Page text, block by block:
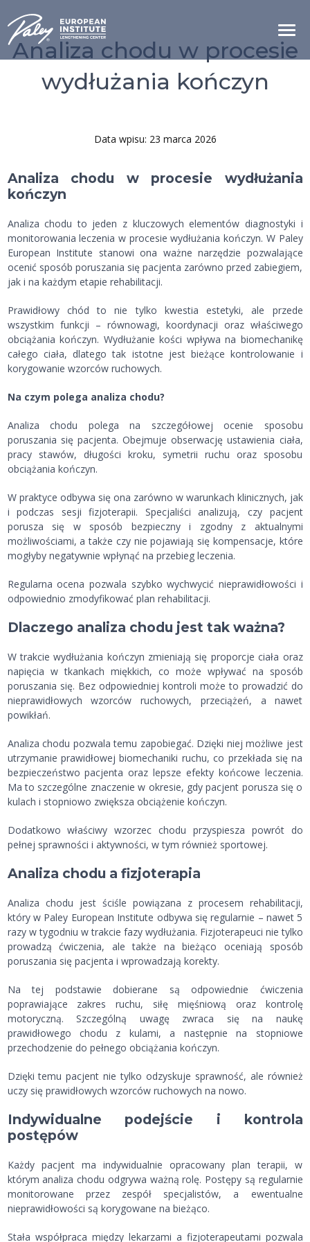
Analiza chodu w procesie
wydłużania kończyn
Data wpisu: 23 marca 2026
Analiza chodu w procesie wydłużania
kończyn
Analiza chodu to jeden z kluczowych elementów diagnostyki i
monitorowania leczenia w procesie wydłużania kończyn. W Paley
European Institute stanowi ona ważne narzędzie pozwalające
ocenić sposób poruszania się pacjenta zarówno przed zabiegiem,
jak i na każdym etapie rehabilitacji.
Prawidłowy chód to nie tylko kwestia estetyki, ale przede
wszystkim funkcji – równowagi, koordynacji oraz właściwego
obciążania kończyn. Wydłużanie kości wpływa na biomechanikę
całego ciała, dlatego tak istotne jest bieżące kontrolowanie i
korygowanie wzorców ruchowych.
Na czym polega analiza chodu?
Analiza chodu polega na szczegółowej ocenie sposobu
poruszania się pacjenta. Obejmuje obserwację ustawienia ciała,
pracy stawów, długości kroku, symetrii ruchu oraz sposobu
obciążania kończyn.
W praktyce odbywa się ona zarówno w warunkach klinicznych, jak
i podczas sesji fizjoterapii. Specjaliści analizują, czy pacjent
porusza się w sposób bezpieczny i zgodny z aktualnymi
możliwościami, a także czy nie pojawiają się kompensacje, które
mogłyby negatywnie wpłynąć na przebieg leczenia.
Regularna ocena pozwala szybko wychwycić nieprawidłowości i
odpowiednio zmodyfikować plan rehabilitacji.
Dlaczego analiza chodu jest tak ważna?
W trakcie wydłużania kończyn zmieniają się proporcje ciała oraz
napięcia w tkankach miękkich, co może wpływać na sposób
poruszania się. Bez odpowiedniej kontroli może to prowadzić do
nieprawidłowych wzorców ruchowych, przeciążeń, a nawet
powikłań.
Analiza chodu pozwala temu zapobiegać. Dzięki niej możliwe jest
utrzymanie prawidłowej biomechaniki ruchu, co przekłada się na
bezpieczeństwo pacjenta oraz lepsze efekty końcowe leczenia.
Ma to szczególne znaczenie w okresie, gdy pacjent porusza się o
kulach i stopniowo zwiększa obciążenie kończyn.
Dodatkowo właściwy wzorzec chodu przyspiesza powrót do
pełnej sprawności i aktywności, w tym również sportowej.
Analiza chodu a fizjoterapia
Analiza chodu jest ściśle powiązana z procesem rehabilitacji,
który w Paley European Institute odbywa się regularnie – nawet 5
razy w tygodniu w trakcie fazy wydłużania. Fizjoterapeuci nie tylko
prowadzą ćwiczenia, ale także na bieżąco oceniają sposób
poruszania się pacjenta i wprowadzają korekty.
Na tej podstawie dobierane są odpowiednie ćwiczenia
poprawiające zakres ruchu, siłę mięśniową oraz kontrolę
motoryczną. Szczególną uwagę zwraca się na naukę
prawidłowego chodu z kulami, a następnie na stopniowe
przechodzenie do pełnego obciążania kończyn.
Dzięki temu pacjent nie tylko odzyskuje sprawność, ale również
uczy się prawidłowych wzorców ruchowych na nowo.
Indywidualne podejście i kontrola
postępów
Każdy pacjent ma indywidualnie opracowany plan terapii, w
którym analiza chodu odgrywa ważną rolę. Postępy są regularnie
monitorowane przez zespół specjalistów, a ewentualne
nieprawidłowości są korygowane na bieżąco.
Stała współpraca między lekarzami a fizjoterapeutami pozwala